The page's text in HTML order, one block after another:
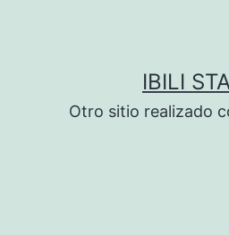
IBILI
Otro sitio realizado